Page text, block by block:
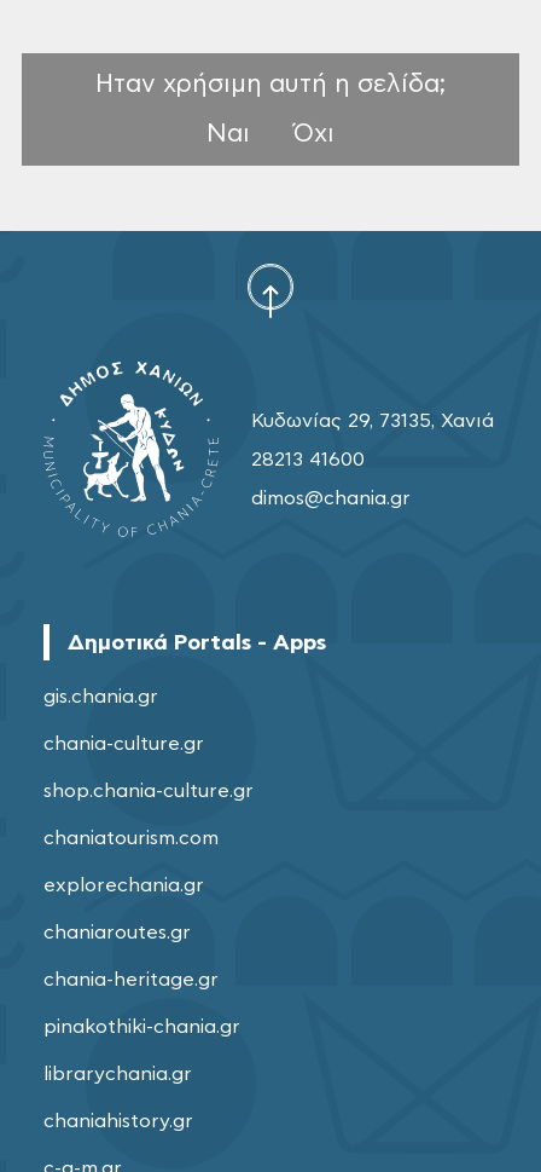
Ηταν χρήσιμη αυτή η σελίδα;
Ναι
Όχι
Κυδωνίας 29, 73135, Χανιά
28213 41600
dimos@chania.gr
Δημοτικά Portals - Apps
gis.chania.gr
chania-culture.gr
shop.chania-culture.gr
chaniatourism.com
explorechania.gr
chaniaroutes.gr
chania-heritage.gr
pinakothiki-chania.gr
librarychania.gr
chaniahistory.gr
c-a-m.gr